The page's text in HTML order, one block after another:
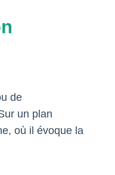
de
un plan
où il évoque la